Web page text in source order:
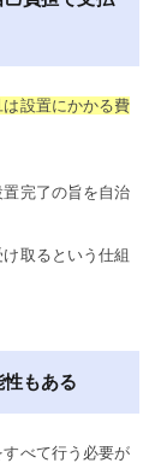
設置にかかる費
完了の旨を自治
取るという仕組
もある
べて行う必要が